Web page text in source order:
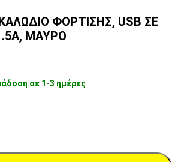
ΚΑΛΩΔΙΟ ΦΟΡΤΙΣΗΣ, USB ΣΕ
ΜΑΥΡΟ
σε 1-3 ημέρες